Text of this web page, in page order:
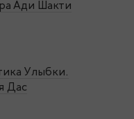
Ади Шакти
Улыбки.
Дас